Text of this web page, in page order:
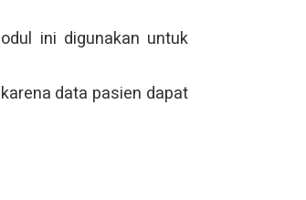
ini digunakan untuk
data pasien dapat